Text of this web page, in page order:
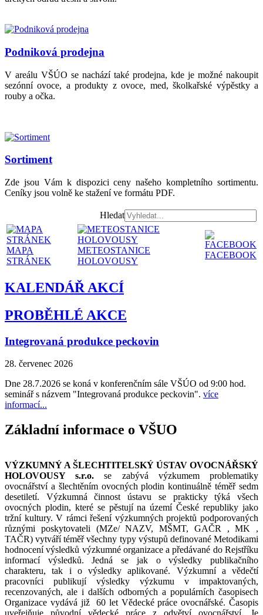
Podniková prodejna
V areálu VŠÚO se nachází také prodejna, kde je možné nakoupit
sezónní ovoce, a produkty z ovoce, med, školkařské výpěstky a
rouby a očka.
Sortiment
Zde jsou Vám k dispozici ceny našeho kompletního sortimentu.
Ceníky jsou volně ke stažení ve formátu PDF.
Hledat
MAPA
STRÁNEK
METEOSTANICE
HOLOVOUSY
FACEBOOK
KALENDÁŘ AKCÍ
PROBĚHLÉ AKCE
Integrovaná produkce peckovin
28. červenec 2026
Dne 28.7.2026 se koná v konferenčním sále VŠÚO od 9:00 hod.
seminář s názvem "Integrovaná produkce peckovin". více
informací...
Základní informace o VŠUO
VÝZKUMNÝ A ŠLECHTITELSKÝ ÚSTAV OVOCNÁŘSKÝ
HOLOVOUSY s.r.o.se zabývá výzkumem problematiky
ovocnářství a šlechtěním ovocných plodin kontinuálně téměř sedm
desetiletí. Výzkumná činnost ústavu se prakticky týká všech
ovocných plodin, které se pěstují na území České republiky jako
tržní kultury. V rámci řešení výzkumných projektů podporovaných
různými poskytovateli (MZe/ NAZV, MŠMT, GAČR , MK ,
TAČR) vytváří téměř všechny typy výstupů definované Metodikami
hodnocení výsledků výzkumné organizace a předávané do Rejstříku
informací výsledků. Jedná se jak o výsledky publikačního
charakteru, tak i o výsledky aplikované. Výzkumní a vědečtí
pracovníci publikují výsledky výzkumu v impaktovaných,
recenzovaných, ale i dalších odborných a populárních časopisech
Organizace vydává již 60 let Vědecké práce ovocnářské. Časopis